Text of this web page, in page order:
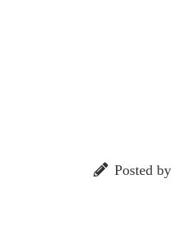
Posted by